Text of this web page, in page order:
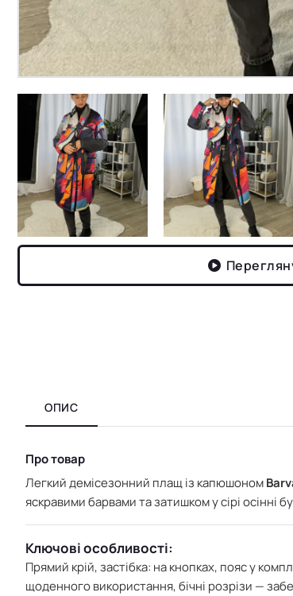
ОПИС
Про товар
Легкий демісезонний плащ із капюшоном
яскравими барвами та затишком у сірі осінні
Ключові особливості:
Прямий крій, застібка: на кнопках, пояс у
щоденного використання, бічні розрізи —